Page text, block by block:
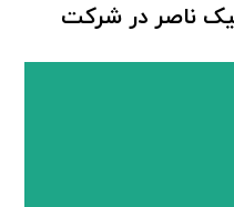
ناصر در شرکت